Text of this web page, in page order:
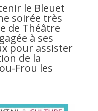
le Bleuet
soirée très
de Théâtre
à ses
pour assister
de la
Frou les